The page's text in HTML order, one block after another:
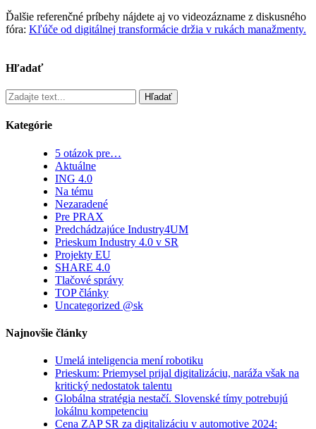
Ďalšie referenčné príbehy nájdete aj vo videozázname z diskusného
fóra: Kľúče od digitálnej transformácie držia v rukách manažmenty.
Hľadať
Hľadať
Kategórie
5 otázok pre…
Aktuálne
ING 4.0
Na tému
Nezaradené
Pre PRAX
Predchádzajúce Industry4UM
Prieskum Industry 4.0 v SR
Projekty EU
SHARE 4.0
Tlačové správy
TOP články
Uncategorized @sk
Najnovšie články
Umelá inteligencia mení robotiku
Prieskum: Priemysel prijal digitalizáciu, naráža však na
kritický nedostatok talentu
Globálna stratégia nestačí. Slovenské tímy potrebujú
lokálnu kompetenciu
Cena ZAP SR za digitalizáciu v automotive 2024: